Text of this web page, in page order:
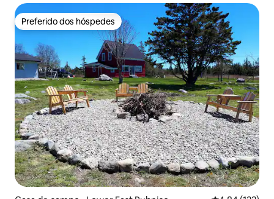
Preferido dos hóspedes
Preferido dos hóspedes